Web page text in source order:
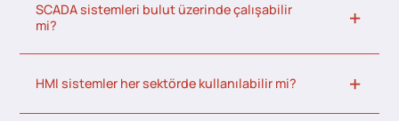
SCADA sistemleri bulut üzerinde çalışabilir
mi?
HMI sistemler her sektörde kullanılabilir mi?